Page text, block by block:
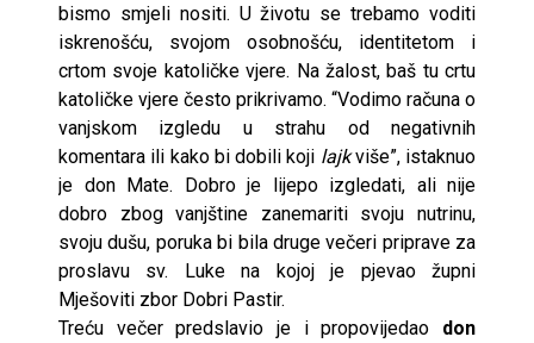
bismo smjeli nositi. U životu se trebamo voditi
iskrenošću, svojom osobnošću, identitetom i
crtom svoje katoličke vjere. Na žalost, baš tu crtu
katoličke vjere često prikrivamo. “Vodimo računa o
vanjskom izgledu u strahu od negativnih
komentara ili kako bi dobili koji lajkviše”, istaknuo
je don Mate. Dobro je lijepo izgledati, ali nije
dobro zbog vanjštine zanemariti svoju nutrinu,
svoju dušu, poruka bi bila druge večeri priprave za
proslavu sv. Luke na kojoj je pjevao župni
Mješoviti zbor Dobri Pastir.
Treću večer predslavio je i propovijedao don